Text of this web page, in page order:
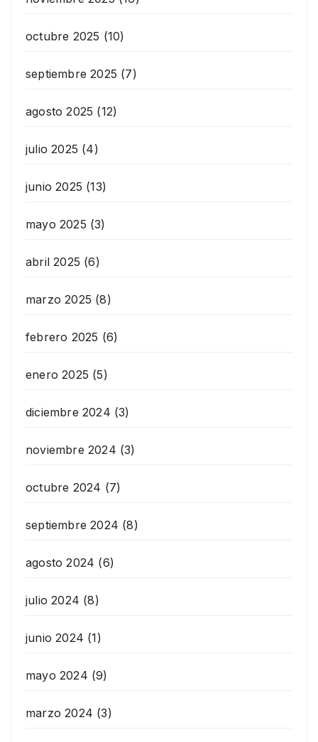
octubre 2025 (10)
septiembre 2025 (7)
agosto 2025 (12)
julio 2025 (4)
junio 2025 (13)
mayo 2025 (3)
abril 2025 (6)
marzo 2025 (8)
febrero 2025 (6)
enero 2025 (5)
diciembre 2024 (3)
noviembre 2024 (3)
octubre 2024 (7)
septiembre 2024 (8)
agosto 2024 (6)
julio 2024 (8)
junio 2024 (1)
mayo 2024 (9)
marzo 2024 (3)